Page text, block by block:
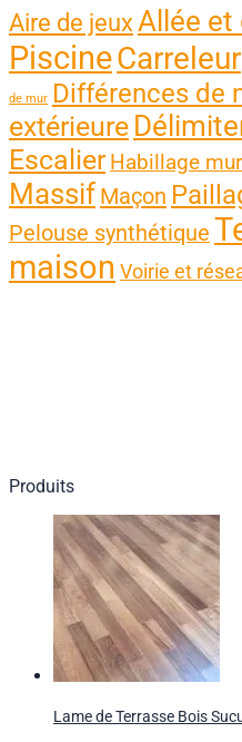
Aire de jeuxAllée et
PiscineCarreleur
de mur Différences de
extérieure
Escalier Habillage mur
Massif Maçon
Pelouse synthétique
maison Voirie et
Produits
Lame de Terrasse Bois